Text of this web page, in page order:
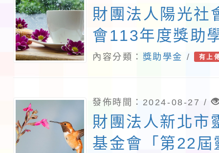
財團法人陽光社
會113年度獎助
內容分類： 獎助學金 / 有上
發佈時間：2024-08-27 /
財團法人新北市
基金會「第22屆